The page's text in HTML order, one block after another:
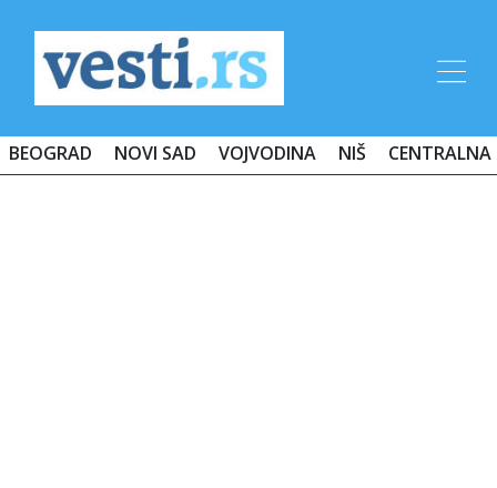
BEOGRAD NOVI SAD VOJVODINA NIŠ CENTRALNA